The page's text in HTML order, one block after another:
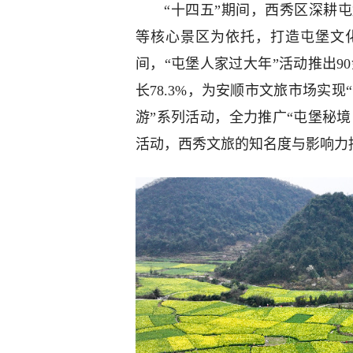
“十四五”期间，西秀区深耕
等核心景区为依托，打造屯堡文
间，“屯堡人家过大年”活动推出
长78.3%，为安顺市文旅市场实现
游”系列活动，全力推广“屯堡秘
活动，西秀文旅的知名度与影响力